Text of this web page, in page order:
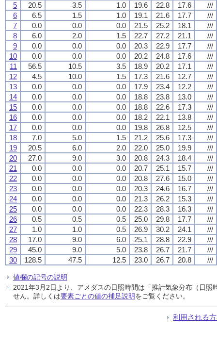
5
20.5 3.5 1.0 19.6 22.8 17.6
///
6
6.5 1.5 1.0 19.1 21.6 17.7
///
7
0.0 0.0 0.0 21.5 25.2 18.1
///
8
6.0 2.0 1.5 22.7 27.2 21.1
///
9
0.0 0.0 0.0 20.3 22.9 17.7
///
10
0.0 0.0 0.0 20.2 24.8 17.6
///
11
56.5 10.5 3.5 18.9 20.2 17.1
///
12
4.5 10.0 1.5 17.3 21.6 12.7
///
13
0.0 0.0 0.0 17.9 23.4 12.2
///
14
0.0 0.0 0.0 18.8 23.8 13.0
///
15
0.0 0.0 0.0 18.8 22.6 17.3
///
16
0.0 0.0 0.0 18.2 22.1 13.8
///
17
0.0 0.0 0.0 19.8 26.8 12.5
///
18
7.0 5.0 1.5 21.2 25.6 17.3
///
19
20.5 6.0 2.0 22.0 25.0 19.9
///
20
27.0 9.0 3.0 20.8 24.3 18.4
///
21
0.0 0.0 0.0 20.7 25.1 15.7
///
22
0.0 0.0 0.0 20.8 27.6 15.0
///
23
0.0 0.0 0.0 20.3 24.6 16.7
///
24
0.0 0.0 0.0 21.3 26.2 15.3
///
25
0.0 0.0 0.0 22.3 28.3 16.3
///
26
0.5 0.5 0.5 25.0 29.8 17.7
///
27
1.0 1.0 0.5 26.9 30.2 24.1
///
28
17.0 9.0 6.0 25.1 28.8 22.9
///
29
45.0 9.0 5.0 23.8 26.7 21.7
///
30
128.5 47.5 12.5 23.0 26.7 20.8 ///
値欄の記号の説明
2021年3月2日より、アメダスの日照時間は「推計気象分布（日
せん。詳しくは要素ごとの値の補足説明をご覧ください。
利用される